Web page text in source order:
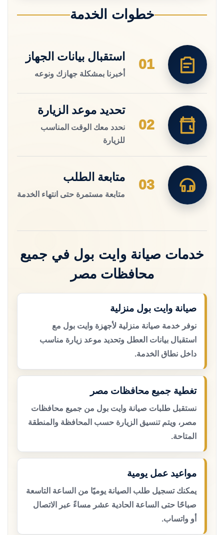
خطوات الخدمة
01
استقبال بيانات الجهاز
أخبرنا بمشكلة جهازك ونوعه
02
تحديد موعد الزيارة
نحدد معك الوقت المناسب
للزيارة
03
متابعة الطلب
متابعة مستمرة حتى انتهاء الخدمة
خدمات صيانة وايت بول في جميع
محافظات مصر
صيانة وايت بول منزلية
نوفر خدمة صيانة منزلية لأجهزة وايت بول مع
استقبال بيانات العطل وتحديد موعد زيارة مناسب
داخل نطاق الخدمة.
تغطية جميع محافظات مصر
نستقبل طلبات صيانة وايت بول من جميع محافظات
مصر، ويتم تنسيق الزيارة حسب المحافظة والمنطقة
المتاحة.
مواعيد عمل يومية
يمكنك تسجيل طلب الصيانة يوميًا من الساعة التاسعة
صباحًا حتى الساعة الحادية عشر مساءً عبر الاتصال
أو واتساب.